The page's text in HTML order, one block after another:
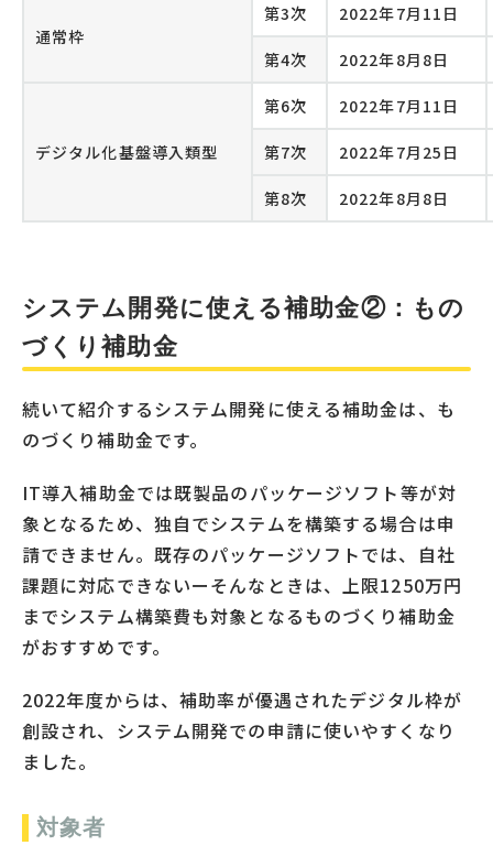
通常枠
第3次 2022年7月11日
第4次 2022年8月8日
デジタル化基盤導入類型
第6次 2022年7月11日
第7次 2022年7月25日
第8次 2022年8月8日
システム開発に使える補助金②：もの
づくり補助金
続いて紹介するシステム開発に使える補助金は、も
のづくり補助金です。
IT導入補助金では既製品のパッケージソフト等が対
象となるため、独自でシステムを構築する場合は申
請できません。既存のパッケージソフトでは、自社
課題に対応できないーそんなときは、上限1250万円
までシステム構築費も対象となるものづくり補助金
がおすすめです。
2022年度からは、補助率が優遇されたデジタル枠が
創設され、システム開発での申請に使いやすくなり
ました。
対象者